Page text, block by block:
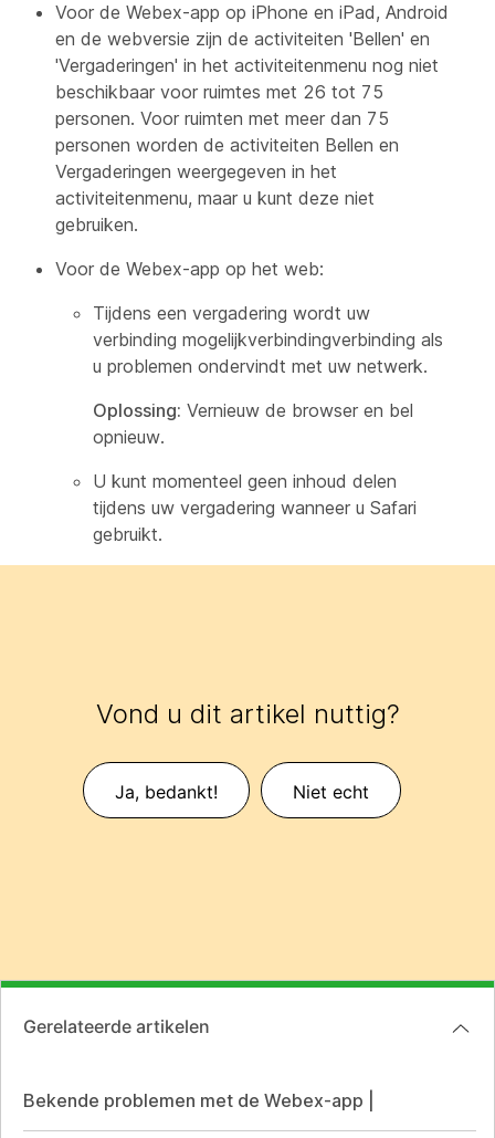
Voor de Webex-app op iPhone en iPad, Android
en de webversie zijn de activiteiten 'Bellen' en
'Vergaderingen' in het activiteitenmenu nog niet
beschikbaar voor ruimtes met 26 tot 75
personen. Voor ruimten met meer dan 75
personen worden de activiteiten Bellen en
Vergaderingen weergegeven in het
activiteitenmenu, maar u kunt deze niet
gebruiken.
Voor de Webex-app op het web:
Tijdens een vergadering wordt uw
verbinding mogelijkverbindingverbinding als
u problemen ondervindt met uw netwerk.
Oplossing: Vernieuw de browser en bel
opnieuw.
U kunt momenteel geen inhoud delen
tijdens uw vergadering wanneer u Safari
gebruikt.
Vond u dit artikel nuttig?
Ja, bedankt! Niet echt
Gerelateerde artikelen
Bekende problemen met de Webex-app |